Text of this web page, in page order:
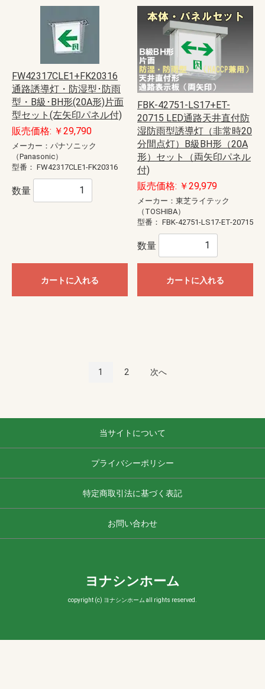
FW42317CLE1+FK20316
通路誘導灯・防湿型･防雨
型・B級･BH形(20A形)片面
型セット(左矢印パネル付)
販売価格: ￥29,790
メーカー：パナソニック
（Panasonic）
型番： FW42317CLE1-FK20316
数量
カートに入れる
FBK-42751-LS17+ET-
20715 LED通路天井直付防
湿防雨型誘導灯（非常時20
分間点灯）B級BH形（20A
形）セット（両矢印パネル
付)
販売価格: ￥29,979
メーカー：東芝ライテック
（TOSHIBA）
型番： FBK-42751-LS17-ET-20715
数量
カートに入れる
1 2 次へ
当サイトについて
プライバシーポリシー
特定商取引法に基づく表記
お問い合わせ
ヨナシンホーム
copyright (c) ヨナシンホーム all rights reserved.